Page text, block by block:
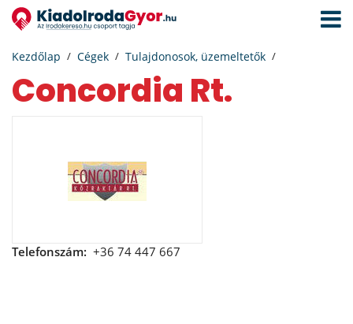
Kezdőlap Cégek Tulajdonosok, üzemeltetők
Concordia Rt.
Telefonszám: +36 74 447 667